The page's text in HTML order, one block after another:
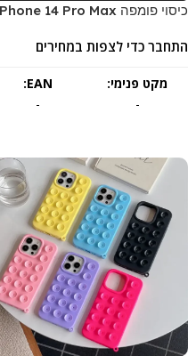
כיסוי פומפה iPhone 14 Pro Max
התחבר כדי לצפות במחירים
מקט פנימי:
-
EAN:
-